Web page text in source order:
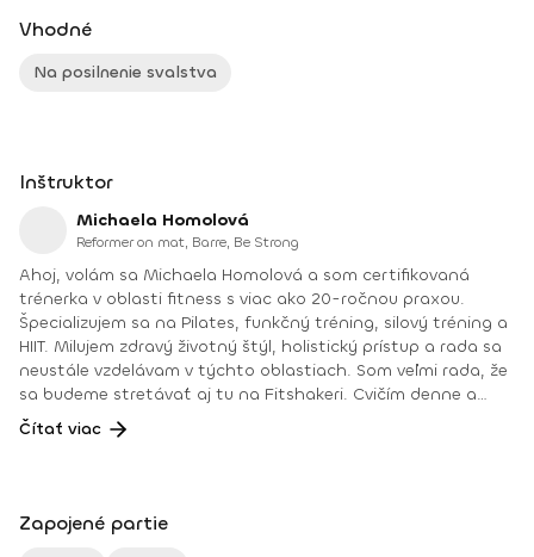
Vhodné
Na posilnenie svalstva
Inštruktor
Michaela Homolová
Reformer on mat, Barre, Be Strong
Ahoj, volám sa Michaela Homolová a som certifikovaná
trénerka v oblasti fitness s viac ako 20-ročnou praxou.
Špecializujem sa na Pilates, funkčný tréning, silový tréning a
HIIT. Milujem zdravý životný štýl, holistický prístup a rada sa
neustále vzdelávam v týchto oblastiach. Som veľmi rada, že
sa budeme stretávať aj tu na Fitshakeri. Cvičím denne a
verím, že tréningy by mali byť rozmanité, aby sme dosiahli
maximálne výsledky vo všetkých oblastiach – kardio, sila,
prechádzky, bicyklovanie či plávanie. Zdravé stravovanie,
ktoré by malo ísť ruka v ruke s cvičením a aktívnym životným
Čítať viac
Zapojené partie